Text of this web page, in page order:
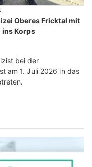
Oberes Fricktal mit
ins Korps
bei der
am 1. Juli 2026 in das